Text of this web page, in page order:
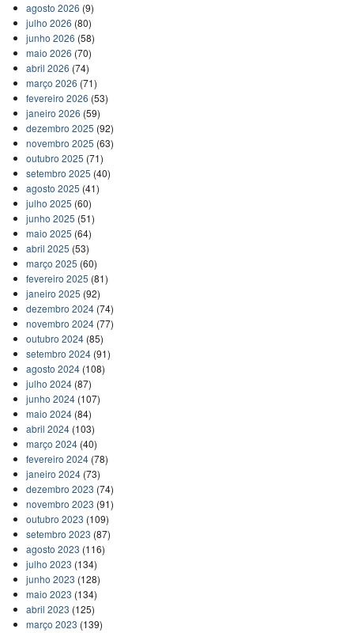
agosto 2026 (9)
julho 2026 (80)
junho 2026 (58)
maio 2026 (70)
abril 2026 (74)
março 2026 (71)
fevereiro 2026 (53)
janeiro 2026 (59)
dezembro 2025 (92)
novembro 2025 (63)
outubro 2025 (71)
setembro 2025 (40)
agosto 2025 (41)
julho 2025 (60)
junho 2025 (51)
maio 2025 (64)
abril 2025 (53)
março 2025 (60)
fevereiro 2025 (81)
janeiro 2025 (92)
dezembro 2024(74)
novembro 2024(77)
outubro 2024(85)
setembro 2024(91)
agosto 2024(108)
julho 2024(87)
junho 2024(107)
maio 2024(84)
abril 2024(103)
março 2024(40)
fevereiro 2024(78)
janeiro 2024(73)
dezembro 2023 (74)
novembro 2023 (91)
outubro 2023 (109)
setembro 2023 (87)
agosto 2023 (116)
julho 2023 (134)
junho 2023 (128)
maio 2023 (134)
abril 2023 (125)
março 2023 (139)